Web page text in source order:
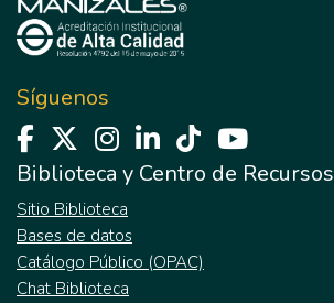
Síguenos
Biblioteca y Centro de Recursos
Sitio Biblioteca
Bases de datos
Catálogo Público (OPAC)
Chat Biblioteca